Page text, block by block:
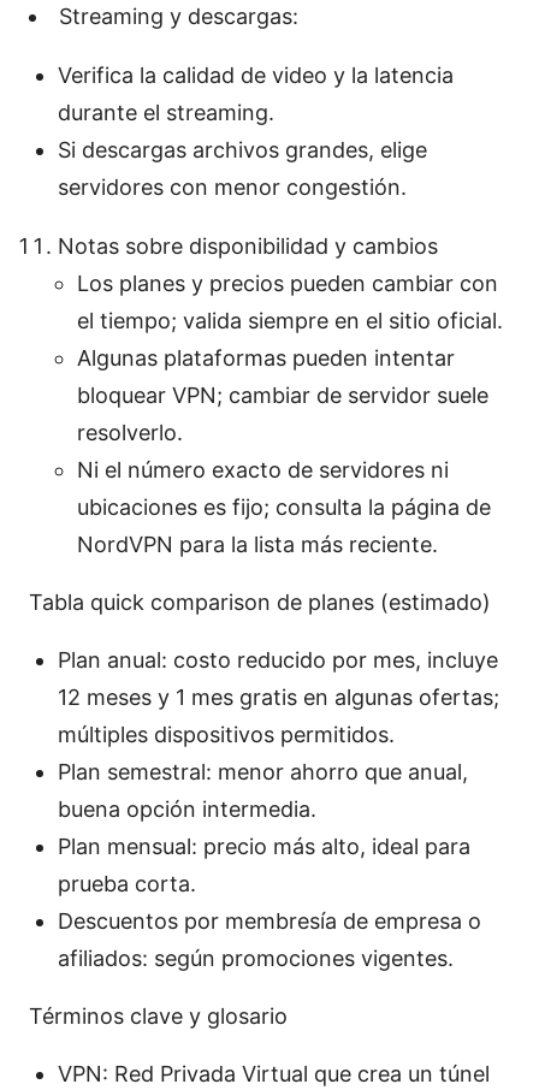
Streaming y descargas:
Verifica la calidad de video y la latencia
durante el streaming.
Si descargas archivos grandes, elige
servidores con menor congestión.
Notas sobre disponibilidad y cambios
Los planes y precios pueden cambiar con
el tiempo; valida siempre en el sitio oficial.
Algunas plataformas pueden intentar
bloquear VPN; cambiar de servidor suele
resolverlo.
Ni el número exacto de servidores ni
ubicaciones es fijo; consulta la página de
NordVPN para la lista más reciente.
Tabla quick comparison de planes (estimado)
Plan anual: costo reducido por mes, incluye
12 meses y 1 mes gratis en algunas ofertas;
múltiples dispositivos permitidos.
Plan semestral: menor ahorro que anual,
buena opción intermedia.
Plan mensual: precio más alto, ideal para
prueba corta.
Descuentos por membresía de empresa o
afiliados: según promociones vigentes.
Términos clave y glosario
VPN: Red Privada Virtual que crea un túnel